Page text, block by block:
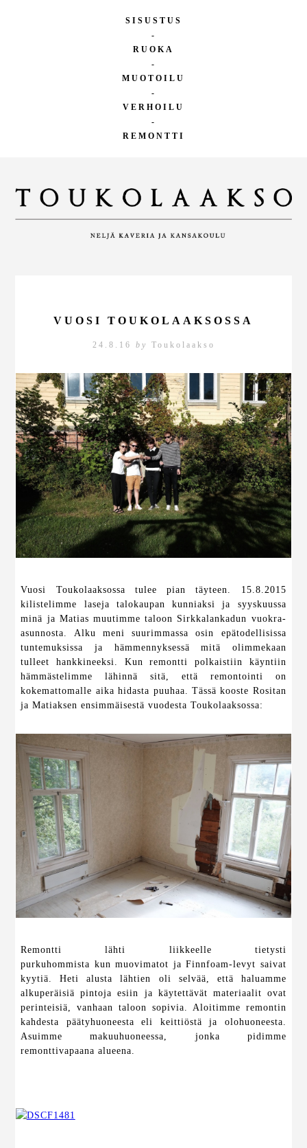
SISUSTUS
-
RUOKA
-
MUOTOILU
-
VERHOILU
-
REMONTTI
VUOSI TOUKOLAAKSOSSA
24.8.16 by Toukolaakso
Vuosi Toukolaaksossa tulee pian täyteen. 15.8.2015
kilistelimme laseja talokaupan kunniaksi ja syyskuussa
minä ja Matias muutimme taloon Sirkkalankadun vuokra-
asunnosta. Alku meni suurimmassa osin epätodellisissa
tuntemuksissa ja hämmennyksessä mitä olimmekaan
tulleet hankkineeksi. Kun remontti polkaistiin käyntiin
hämmästelimme lähinnä sitä, että remontointi on
kokemattomalle aika hidasta puuhaa. Tässä kooste Rositan
ja Matiaksen ensimmäisestä vuodesta Toukolaaksossa:
Remontti lähti liikkeelle tietysti
purkuhommista kun muovimatot ja Finnfoam-levyt saivat
kyytiä. Heti alusta lähtien oli selvää, että haluamme
alkuperäisiä pintoja esiin ja käytettävät materiaalit ovat
perinteisiä, vanhaan taloon sopivia. Aloitimme remontin
kahdesta päätyhuoneesta eli keittiöstä ja olohuoneesta.
Asuimme makuuhuoneessa, jonka pidimme
remonttivapaana alueena.